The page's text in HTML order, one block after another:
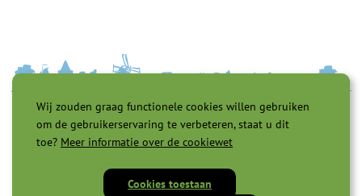
Wij zouden graag functionele cookies willen gebruiken
om de gebruikerservaring te verbeteren, staat u dit
toe? Meer informatie over de cookiewet
Cookies toestaan